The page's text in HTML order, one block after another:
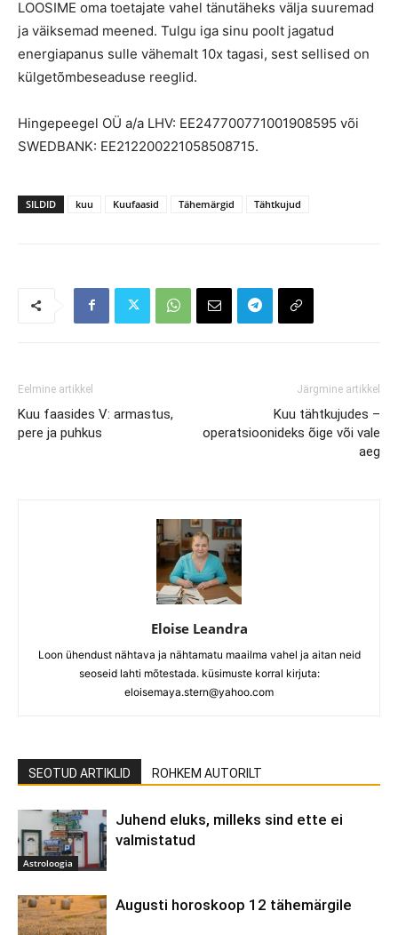
LOOSIME oma toetajate vahel tänutäheks välja suuremad
ja väiksemad meened. Tulgu iga sinu poolt jagatud
energiapanus sulle vähemalt 10x tagasi, sest sellised on
külgetõmbeseaduse reeglid.
Hingepeegel OÜ a/a LHV: EE247700771001908595 või
SWEDBANK: EE212200221058508715.
SILDID kuu Kuufaasid Tähemärgid Tähtkujud
Eelmine artikkel
Kuu faasides V: armastus,
pere ja puhkus
Järgmine artikkel
Kuu tähtkujudes –
operatsioonideks õige või vale
aeg
Eloise Leandra
Loon ühendust nähtava ja nähtamatu maailma vahel ja aitan neid
seoseid lahti mõtestada. küsimuste korral kirjuta:
eloisemaya.stern@yahoo.com
SEOTUD ARTIKLID ROHKEM AUTORILT
Astroloogia
Juhend eluks, milleks sind ette ei
valmistatud
Augusti horoskoop 12 tähemärgile